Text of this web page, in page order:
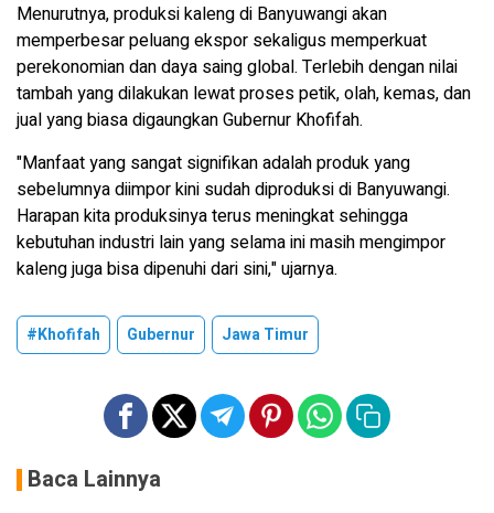
Menurutnya, produksi kaleng di Banyuwangi akan
memperbesar peluang ekspor sekaligus memperkuat
perekonomian dan daya saing global. Terlebih dengan nilai
tambah yang dilakukan lewat proses petik, olah, kemas, dan
jual yang biasa digaungkan Gubernur Khofifah.
"Manfaat yang sangat signifikan adalah produk yang
sebelumnya diimpor kini sudah diproduksi di Banyuwangi.
Harapan kita produksinya terus meningkat sehingga
kebutuhan industri lain yang selama ini masih mengimpor
kaleng juga bisa dipenuhi dari sini," ujarnya.
#Khofifah Gubernur Jawa Timur
Baca Lainnya